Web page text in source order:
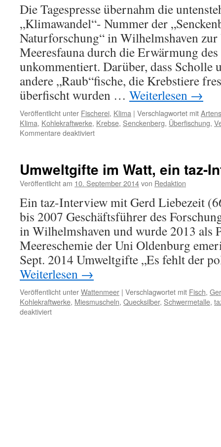
Die Tagespresse übernahm die
„Klimawandel“- Nummer der
Naturforschung“ in Wilhelmshaven
Meeresfauna durch die Erwärmung des
unkommentiert. Darüber, dass Scholle
andere „Raub“fische, die Krebstiere
überfischt wurden … Weiterlesen →
Veröffentlicht unter Fischerei, Klima | Verschlagwortet mit
Klima, Kohlekraftwerke, Krebse, Senckenberg, Überfischung,
Kommentare deaktiviertfür
Fisch-
Kinderstube
Klima
oder
Kohlekraftwerke?
Umweltgifte im Watt, ein taz-
Veröffentlicht am 10. September 2014von Redaktion
Ein taz-Interview mit Gerd Liebezeit
bis 2007 Geschäftsführer des
in Wilhelmshaven und wurde 2013 als
Meereschemie der Uni Oldenburg
Sept. 2014 Umweltgifte „Es fehlt der
Weiterlesen →
Veröffentlicht unterWattenmeer | Verschlagwortet mit Fisch,
Kohlekraftwerke, Miesmuscheln, Quecksilber, Schwermetalle,
deaktiviertfür